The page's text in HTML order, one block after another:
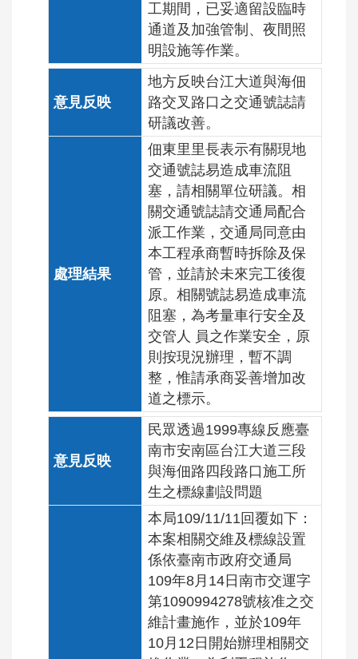
工期間，已妥適留設臨時
通道及加強管制、夜間照
明設施等作業。
地方反映台江大道與海佃
路交叉路口之交通號誌請
研議改善。
佃東里里⾧表示有關現地
交通號誌易造成車流阻
塞，請相關單位研議。相
關交通號誌請交通局配合
派工作業，交通局同意由
本工程承商暫時拆除及保
管，並請於未來完工後復
原。相關號誌易造成車流
阻塞，為考量車行安全及
交管人 員之作業安全，原
則按現況辦理，暫不調
整，惟請承商妥善增加改
道之標示。
民眾透過1999專線反應臺
南市安南區台江大道三段
與海佃路四段路口施工所
生之標線劃設問題
本局109/11/11回覆如下：
本案相關交維及標線設置
係依臺南市政府交通局
109年8月14日南市交運字
第1090994278號核准之交
維計畫施作，並於109年
10月12日開始辦理相關交